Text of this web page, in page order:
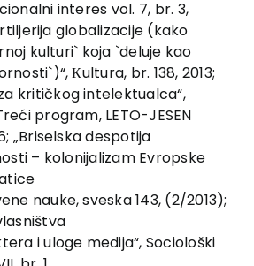
interes vol. 7, br. 3,
globalizacije (kako
kulturi` koja `deluje kao
Кultura, br. 138, 2013;
kritičkog intelektualca“,
program, LETO-JESEN
„Briselska despotija
– kolonijalizam Evropske
nauke, sveska 143, (2/2013);
i uloge medija“, Sociološki